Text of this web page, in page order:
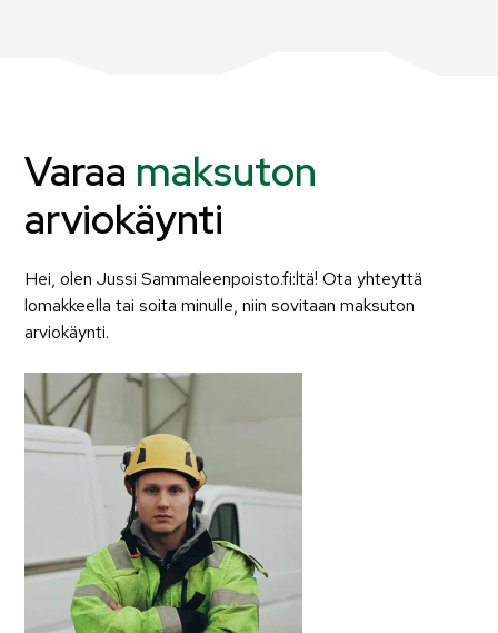
Varaa maksuton
arviokäynti
Hei, olen Jussi Sammaleenpoisto.fi:ltä! Ota yhteyttä
lomakkeella tai soita minulle, niin sovitaan maksuton
arviokäynti.